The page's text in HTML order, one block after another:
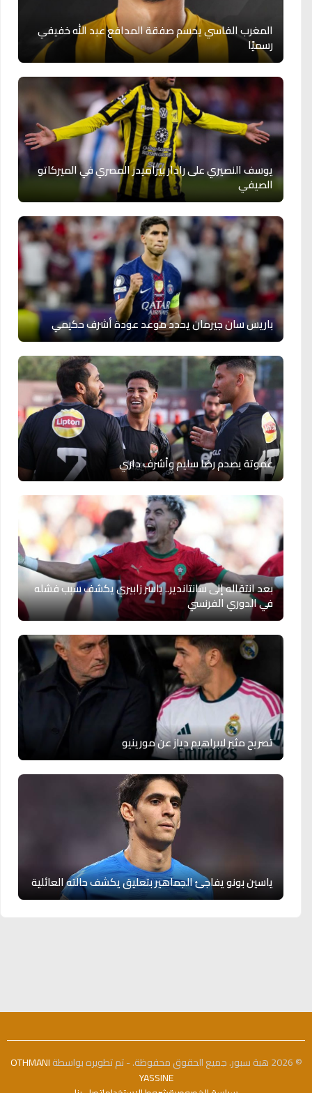
المغرب الفاسي يحسم صفقة المدافع عبد الله خفيفي
رسميًا
يوسف النصيري على رادار بيراميدز المصري في الميركاتو
الصيفي
باريس سان جيرمان يحدد موعد عودة أشرف حكيمي
عموتة يصدم رضا سليم وأشرف داري
بعد انتقاله إلى سانتاندير.. ياسر زابيري يكشف سبب فشله
في الدوري الفرنسي
تصريح مثير لابراهيم دياز عن مورينيو
ياسين بونو يفاجئ الجماهير بتعليق يكشف حالته العائلية
© 2026 هبة سبور. جميع الحقوق محفوظة. - تم تطويره بواسطة
OTHMANI
YASSINE